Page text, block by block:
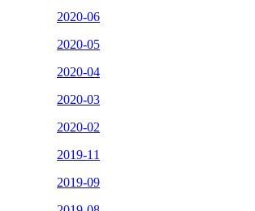
2020-06
2020-05
2020-04
2020-03
2020-02
2019-11
2019-09